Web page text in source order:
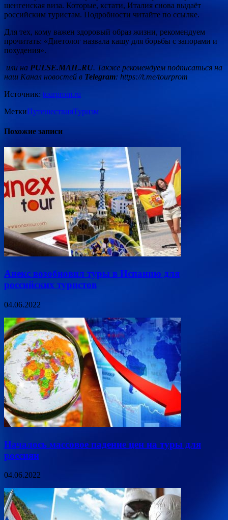
шенгенская виза. Которые, кстати, Италия снова выдаёт
российским туристам. Подробности читайте по ссылке.
Для тех, кому важен здоровый образ жизни, рекомендуем
прочитать: «Диетолог назвала кашу для борьбы с запорами и
похудения».
или на PULSE.MAIL.RU. Также рекомендуем подписаться на
наш Канал новостей в Telegram: https://t.me/tourprom
Источник: tourprom.ru
МеткиПутешествияТуризм
Похожие записи
Анекс возобновил туры в Испанию для
российских туристов
04.06.2022
Началось массовое падение цен на туры для
россиян
04.06.2022